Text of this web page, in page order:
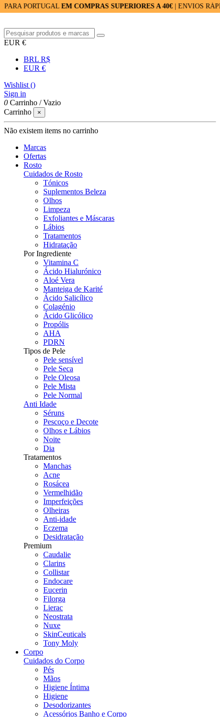
EM COMPRAS SUPERIORES A 40€| ENVIOS RÁPIDOS: 24/
EUR €
BRL R$
EUR €
Wishlist ()
Sign in
0 Carrinho /Vazio
Carrinho
×
Não existem items no carrinho
Marcas
Ofertas
Rosto
Cuidados de Rosto
Tónicos
Suplementos Beleza
Olhos
Limpeza
Exfoliantes e Máscaras
Lábios
Tratamentos
Hidratação
Por Ingrediente
Vitamina C
Ácido Hialurónico
Aloé Vera
Manteiga de Karité
Ácido Salicílico
Colagénio
Ácido Glicólico
Propólis
AHA
PDRN
Tipos de Pele
Pele sensível
Pele Seca
Pele Oleosa
Pele Mista
Pele Normal
Anti Idade
Séruns
Pescoço e Decote
Olhos e Lábios
Noite
Dia
Tratamentos
Manchas
Acne
Rosácea
Vermelhidão
Imperfeições
Olheiras
Anti-idade
Eczema
Desidratação
Premium
Caudalie
Clarins
Collistar
Endocare
Eucerin
Filorga
Lierac
Neostrata
Nuxe
SkinCeuticals
Tony Moly
Corpo
Cuidados do Corpo
Pés
Mãos
Higiene Íntima
Higiene
Desodorizantes
Acessórios Banho e Corpo